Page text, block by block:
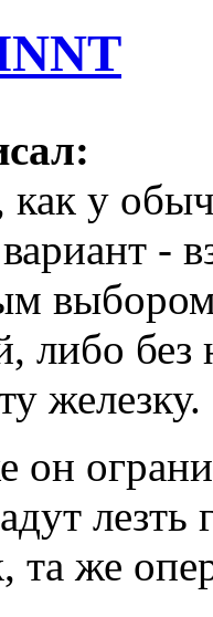
у
-
либо
железку.
он
та же